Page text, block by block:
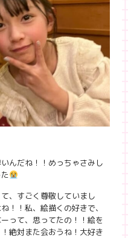
んだね！！めっちゃさみし
、すごく尊敬していまし
！！私、絵描くの好きで、
って、思ってたの！！絵を
絶対また会おうね！大好き